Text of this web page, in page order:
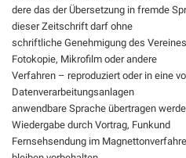
dere das der Übersetzung in fremde
dieser Zeitschrift darf ohne
schriftliche Genehmigung des
Fotokopie, Mikrofilm oder andere
Verfahren – reproduziert oder in eine
Datenverarbeitungsanlagen
anwendbare Sprache übertragen
Wiedergabe durch Vortrag, Funkund
Fernsehsendung im